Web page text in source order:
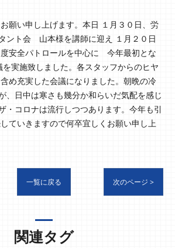
願い申し上げます。本日 １月３０日、労
ント会 山本様を講師に迎え １月２０日
安全パトロールを中心に 今年最初とな
実施致しました。各スタッフからのヒヤ
め充実した会議になりました。朝晩の冷
、日中は寒さも幾分か和らいだ気配を感じ
・コロナは流行しつつあります。今年も引
ていきますので何卒宜しくお願い申し上
一覧に戻る 次のページ >
関連タグ